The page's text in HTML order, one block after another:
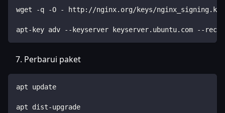
wget -q -O - http://nginx.org/keys/
apt-key adv --keyserver keyserver.ubuntu.com --recv-
Perbarui paket
apt update
apt dist-upgrade